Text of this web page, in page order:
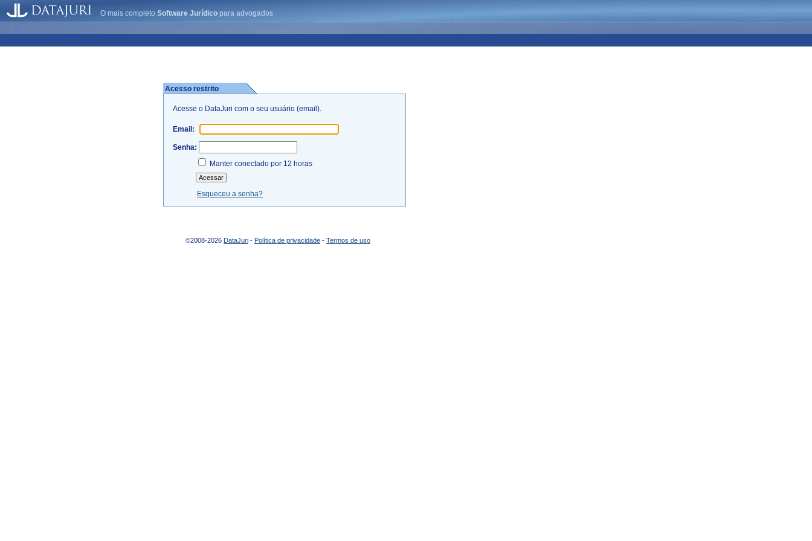
O mais completo Software Jurídico para advogados
Acesso restrito
Acesse o DataJuri com o seu usuário (email).
Email:
Senha:
Manter conectado por 12 horas
Esqueceu a senha?
©2008-2026 DataJuri - Política de privacidade - Termos de uso